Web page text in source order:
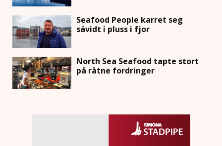
Seafood People karret seg
såvidt i pluss i fjor
North Sea Seafood tapte stort
på råtne fordringer